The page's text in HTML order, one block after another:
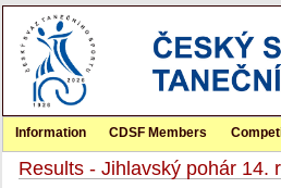
Information CDSF Members
Results - Jihlavský pohár 14.